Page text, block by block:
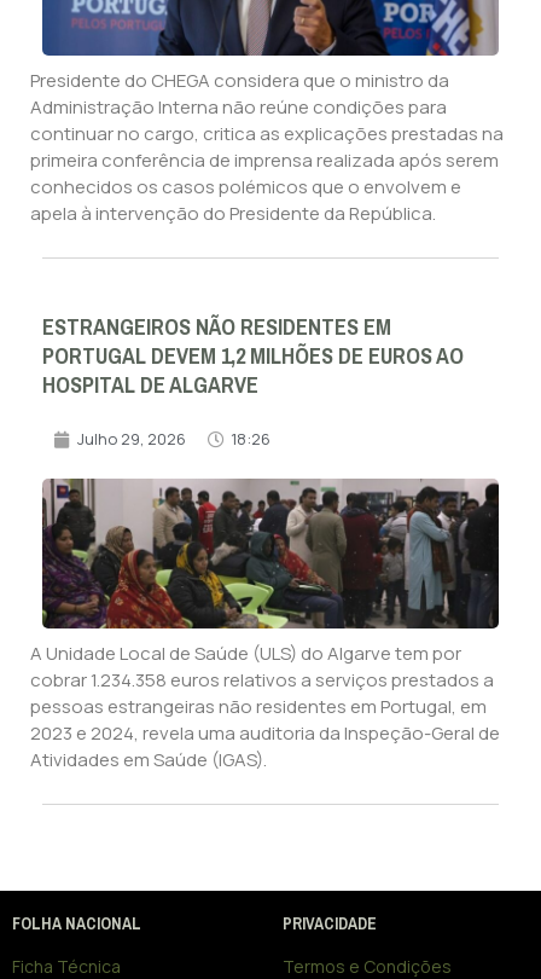
Presidente do CHEGA considera que o ministro da
Administração Interna não reúne condições para
continuar no cargo, critica as explicações prestadas na
primeira conferência de imprensa realizada após serem
conhecidos os casos polémicos que o envolvem e
apela à intervenção do Presidente da República.
ESTRANGEIROS NÃO RESIDENTES EM
PORTUGAL DEVEM 1,2 MILHÕES DE EUROS AO
HOSPITAL DE ALGARVE
Julho 29, 2026 18:26
A Unidade Local de Saúde (ULS) do Algarve tem por
cobrar 1.234.358 euros relativos a serviços prestados a
pessoas estrangeiras não residentes em Portugal, em
2023 e 2024, revela uma auditoria da Inspeção-Geral de
Atividades em Saúde (IGAS).
FOLHA NACIONAL
Ficha Técnica
PRIVACIDADE
Termos e Condições